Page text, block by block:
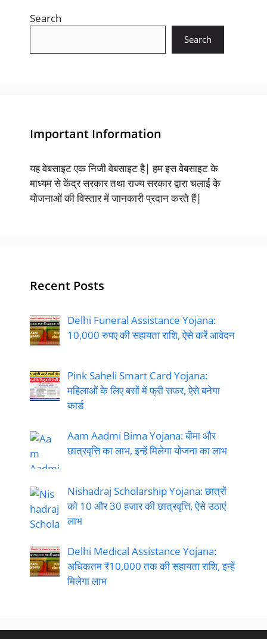
Search
Search
Important Information
यह वेबसाइट एक निजी वेबसाइट है| हम इस वेबसाइट के
माध्यम से केंद्र सरकार तथा राज्य सरकार द्वारा चलाई के
योजनाओं की विस्तार में जानकारी प्रदान करते हैं|
Recent Posts
Delhi Funeral Assistance Yojana:
10,000 रुपए की सहायता राशि, ऐसे करें आवेदन
Pink Saheli Smart Card Yojana:
महिलाओं के लिए बसों में फ्री सफर, ऐसे बनेगा
कार्ड
Aam Aadmi Bima Yojana: बीमा और
छात्रवृत्ति का लाभ, इन्हें मिलेगा योजना का लाभ
Nishadraj Scholarship Yojana: छात्रों
को 10 और 30 हजार की छात्रवृत्ति, ऐसे उठाएं
लाभ
Delhi Medical Assistance Yojana:
अधिकतम ₹10,000 तक की सहायता राशि, इन्हें
मिलेगा लाभ